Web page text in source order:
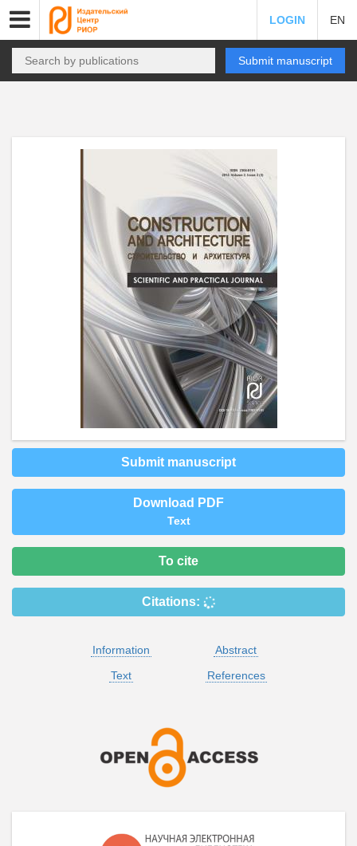
LOGIN EN
Submit manuscript
Submit manuscript
Download PDF
Text
To cite
Citations:
Information
Abstract
Text
References